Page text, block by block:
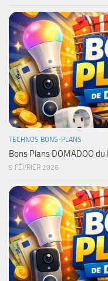
TECHNOS BONS-PLANS
Bons Plans DOMADOO
9 FÉVRIER 2026